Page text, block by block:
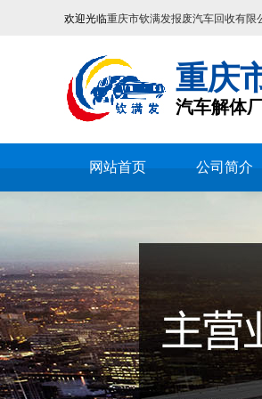
欢迎光临重庆市钦满发报废汽车回收有限
重庆
汽车解体
网站首页 公司简介